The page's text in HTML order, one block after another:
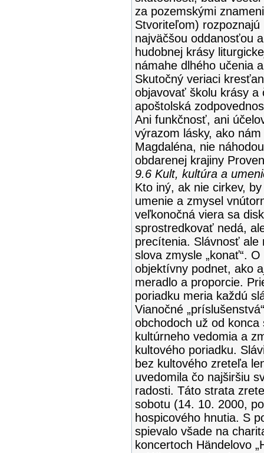
za pozemskými
Stvoriteľom)
najväčšou oddanosťou
hudobnej krásy
námahe dlhého učenia
Skutočný veriaci
objavovať školu krásy a
apoštolská
Ani funkčnosť, ani
výrazom lásky, ako
Magdaléna, nie
obdarenej krajiny
9.6 Kult, kultúra a
Kto iný, ak nie cirkev,
umenie a zmysel
veľkonočná viera sa
sprostredkovať nedá,
precítenia. Slávnosť ale
slova zmysle „konať“.
objektívny podnet, ako
meradlo a proporcie.
poriadku meria každú
Vianočné
obchodoch už od
kultúrneho vedomia a
kultového poriadku.
bez kultového zreteľa
uvedomila čo najširšiu
radosti. Táto strata
sobotu (14. 10. 2000,
hospicového hnutia. S
spievalo všade na
koncertoch Händelovo